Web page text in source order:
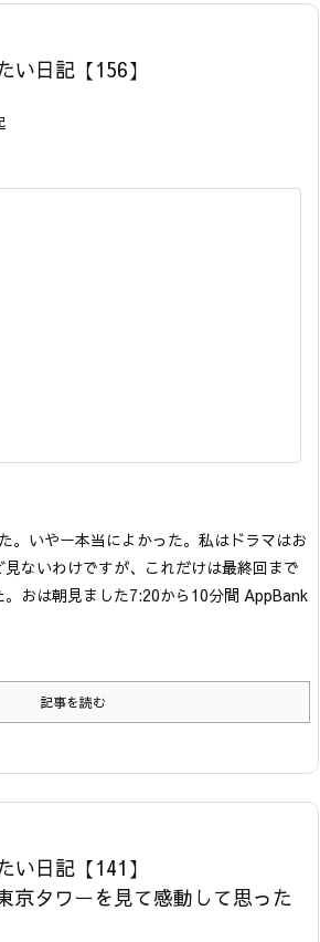
い日記【156】
。いやー本当によかった。私はドラマはお
ないわけですが、これだけは最終回まで
おは朝見ました7:20から10分間 AppBank
記事を読む
い日記【141】
京タワーを見て感動して思った